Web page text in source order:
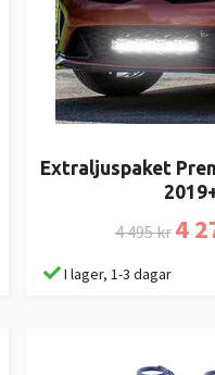
Extraljuspaket
4 495 kr 4
I lager, 1-3 dagar